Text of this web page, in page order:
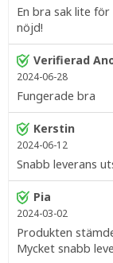
En bra sak lite
nöjd!
Verifierad
2024-06-28
Fungerade bra
Kerstin
2024-06-12
Snabb leverans
Pia
2024-03-02
Produkten
Mycket snabb